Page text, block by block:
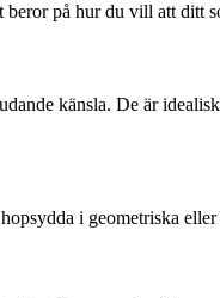
på hur du vill att ditt
känsla. De är
i geometriska